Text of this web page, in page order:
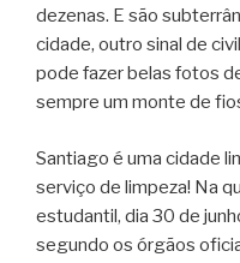
dezenas. E são
cidade, outro sinal de
pode fazer belas fotos
sempre um monte de
Santiago é uma cidade
serviço de limpeza! Na
estudantil, dia 30 de
segundo os órgãos